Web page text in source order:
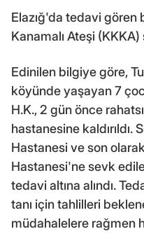
Elazığ'da tedavi gören
Kanamalı Ateşi
Edinilen bilgiye göre,
köyünde yaşayan 7
H.K., 2 gün önce
hastanesine kaldırıldı.
Hastanesi ve son
Hastanesi'ne sevk
tedavi altına alındı.
tanı için tahlilleri
müdahalelere rağmen